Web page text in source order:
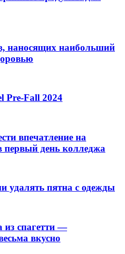
наносящих наибольший
Pre-Fall 2024
впечатление на
первый день колледжа
удалять пятна с одежды
спагетти —
вкусно